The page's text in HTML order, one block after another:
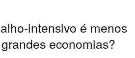
intensivo é menos
economias?